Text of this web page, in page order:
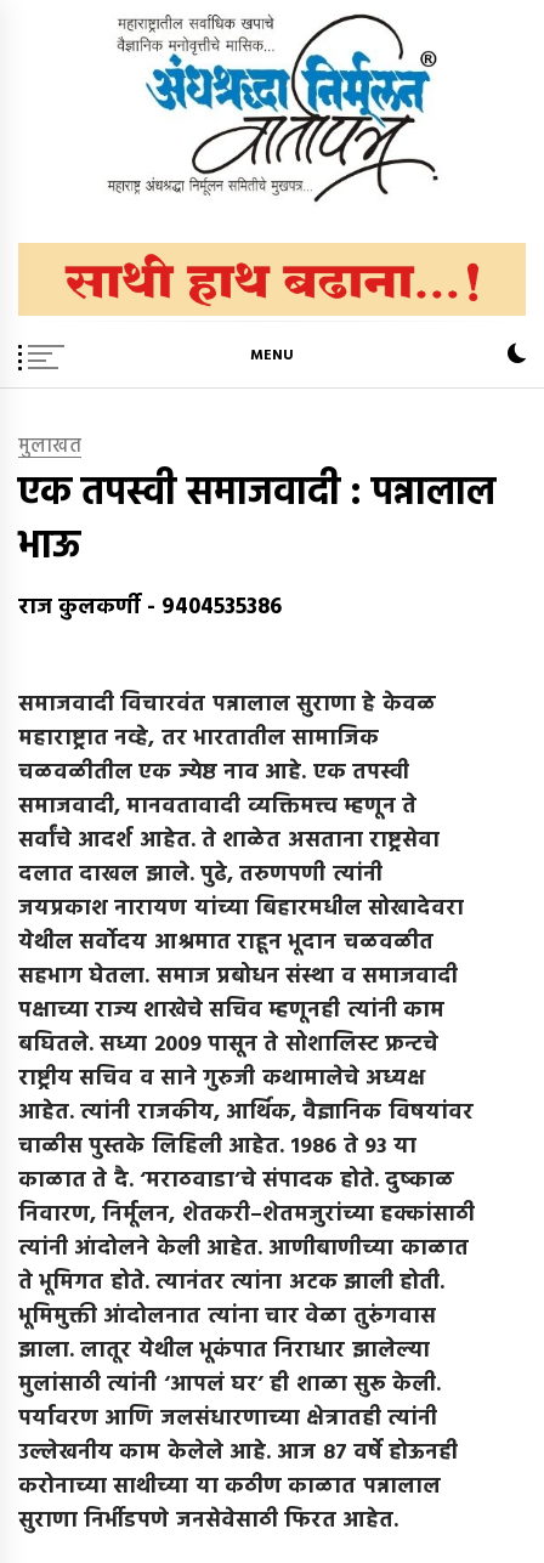
अंधश्रद्धा निर्मूलन वार्तापत्र ®
MENU
मुलाखत
एक तपस्वी समाजवादी : पन्नालाल
भाऊ
राज कुलकर्णी- 9404535386
समाजवादी विचारवंत पन्नालाल सुराणा हे केवळ
महाराष्ट्रात नव्हे, तर भारतातील सामाजिक
चळवळीतील एक ज्येष्ठ नाव आहे. एक तपस्वी
समाजवादी,मानवतावादी व्यक्तिमत्त्व म्हणून ते
सर्वांचे आदर्श आहेत.ते शाळेत असताना राष्ट्रसेवा
दलात दाखल झाले.पुढे,तरुणपणी त्यांनी
जयप्रकाश नारायण यांच्या बिहारमधील सोखादेवरा
येथील सर्वोदय आश्रमात राहून भूदान चळवळीत
सहभाग घेतला. समाज प्रबोधन संस्था व समाजवादी
पक्षाच्या राज्य शाखेचे सचिव म्हणूनही त्यांनी काम
बघितले.सध्या 2009पासून ते सोशालिस्ट फ्रन्टचे
राष्ट्रीय सचिव व साने गुरुजी कथामालेचे अध्यक्ष
आहेत.त्यांनी राजकीय, आर्थिक,वैज्ञानिक विषयांवर
चाळीस पुस्तके लिहिली आहेत. 1986 ते 93या
काळात ते दै. ‘मराठवाडा’चे संपादक होते.दुष्काळ
निवारण,निर्मूलन, शेतकरी–शेतमजुरांच्या हक्कांसाठी
त्यांनी आंदोलने केली आहेत. आणीबाणीच्या काळात
ते भूमिगत होते.त्यानंतर त्यांना अटक झाली होती.
भूमिमुक्ती आंदोलनात त्यांना चार वेळा तुरुंगवास
झाला.लातूर येथील भूकंपात निराधार झालेल्या
मुलांसाठी त्यांनी ‘आपलं घर’ ही शाळा सुरू केली.
पर्यावरण आणि जलसंधारणाच्या क्षेत्रातही त्यांनी
उल्लेखनीय काम केलेले आहे. आज 87 वर्षे होऊनही
करोनाच्या साथीच्या या कठीण काळात पन्नालाल
सुराणा निर्भीडपणे जनसेवेसाठी फिरत आहेत.